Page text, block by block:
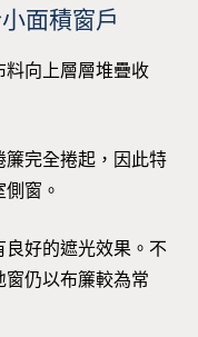
面積窗戶
料向上層層堆疊收
完全捲起，因此特
窗。
好的遮光效果。不
仍以布簾較為常